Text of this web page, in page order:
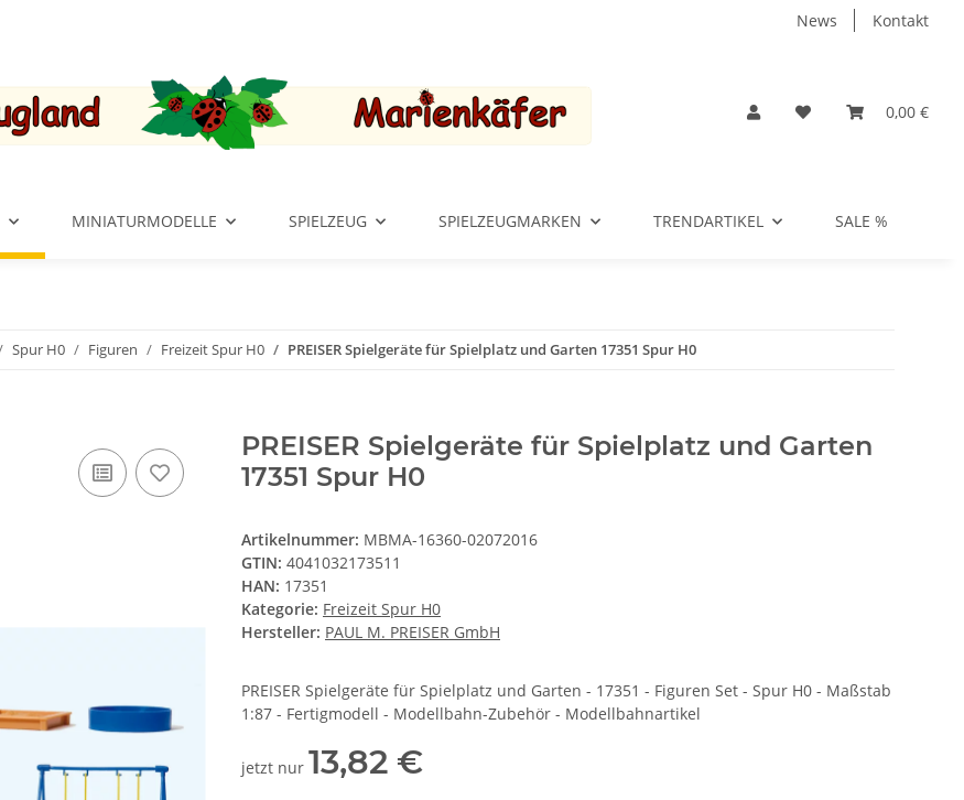
News Kontakt
0,00 €
MINIATURMODELLE SPIELZEUG SPIELZEUGMARKEN TRENDARTIKEL SALE %
Spur H0 Figuren Freizeit Spur H0 PREISER Spielgeräte für Spielplatz und Garten 17351 Spur H0
PREISER Spielgeräte für Spielplatz und Garten
17351 Spur H0
Artikelnummer: MBMA-16360-02072016
GTIN: 4041032173511
HAN: 17351
Kategorie: Freizeit Spur H0
Hersteller: PAUL M. PREISER GmbH
PREISER Spielgeräte für Spielplatz und Garten - 17351 - Figuren Set - Spur H0 - Maßstab
1:87 - Fertigmodell - Modellbahn-Zubehör - Modellbahnartikel
jetzt nur 13,82 €